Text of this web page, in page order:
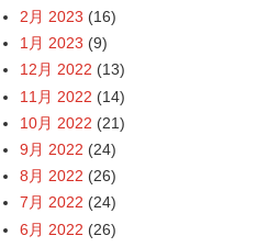
2月 2023 (16)
1月 2023 (9)
12月 2022 (13)
11月 2022 (14)
10月 2022 (21)
9月 2022 (24)
8月 2022 (26)
7月 2022 (24)
6月 2022 (26)